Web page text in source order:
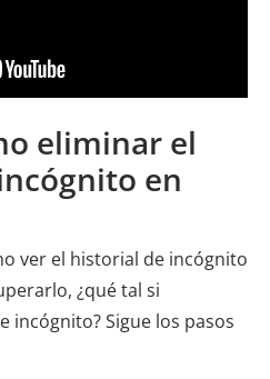
eliminar el
en
ver el historial de incógnito
¿qué tal si
incógnito? Sigue los pasos